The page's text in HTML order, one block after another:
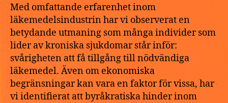
Med omfattande erfarenhet inom
läkemedelsindustrin har vi observerat en
betydande utmaning som många individer som
lider av kroniska sjukdomar står inför:
svårigheten att få tillgång till nödvändiga
läkemedel. Även om ekonomiska
begränsningar kan vara en faktor för vissa, har
vi identifierat att byråkratiska hinder inom